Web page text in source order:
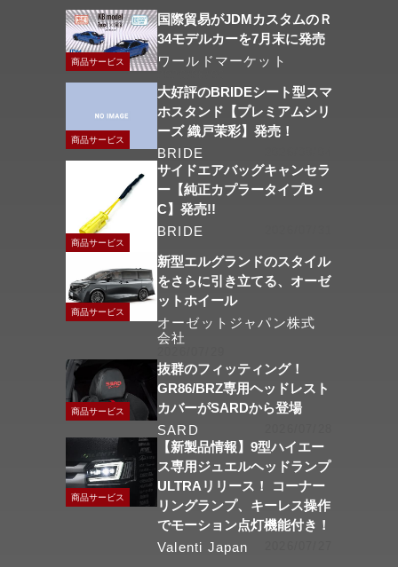
商品サービス
国際貿易がJDMカスタムのＲ
34モデルカーを7月末に発売
ワールドマーケット
商品サービス
大好評のBRIDEシート型スマ
ホスタンド【プレミアムシリ
ーズ 織戸茉彩】発売！
BRIDE
商品サービス
サイドエアバッグキャンセラ
ー【純正カプラータイプB・
C】発売!!
BRIDE
商品サービス
新型エルグランドのスタイル
をさらに引き立てる、オーゼ
ットホイール
オーゼットジャパン株式
会社
商品サービス
抜群のフィッティング！
GR86/BRZ専用ヘッドレスト
カバーがSARDから登場
SARD
商品サービス
【新製品情報】9型ハイエー
ス専用ジュエルヘッドランプ
ULTRAリリース！ コーナー
リングランプ、キーレス操作
でモーション点灯機能付き！
Valenti Japan